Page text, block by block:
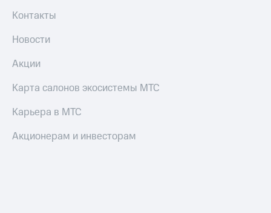
Контакты
Новости
Акции
Карта салонов экосистемы МТС
Карьера в МТС
Акционерам и инвесторам